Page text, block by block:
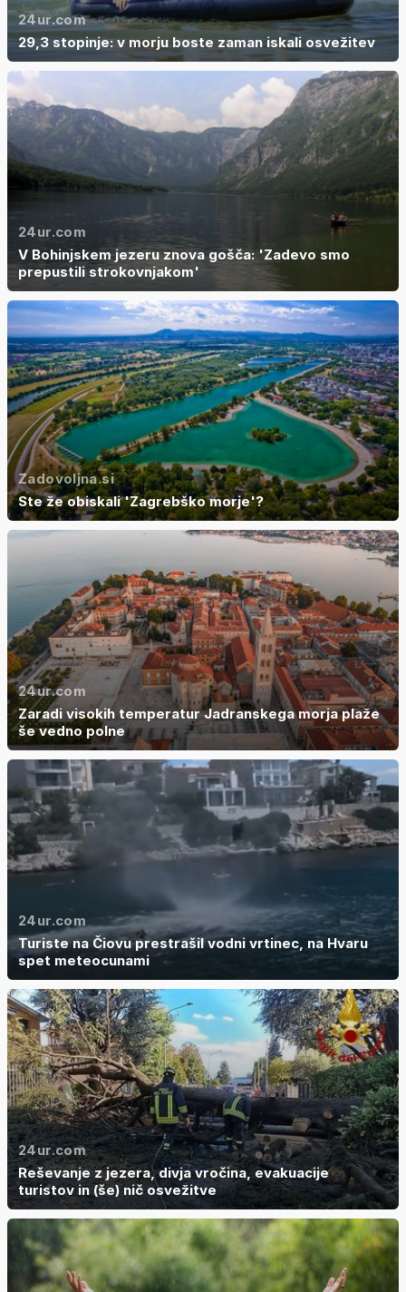
24ur.com
29,3 stopinje: v morju boste zaman iskali osvežitev
24ur.com
V Bohinjskem jezeru znova gošča: 'Zadevo smo
prepustili strokovnjakom'
Zadovoljna.si
Ste že obiskali 'Zagrebško morje'?
24ur.com
Zaradi visokih temperatur Jadranskega morja plaže
še vedno polne
24ur.com
Turiste na Čiovu prestrašil vodni vrtinec, na Hvaru
spet meteocunami
24ur.com
Reševanje z jezera, divja vročina, evakuacije
turistov in (še) nič osvežitve